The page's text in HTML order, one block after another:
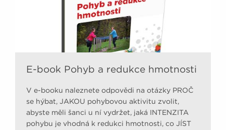
E-book Pohyb a redukce hmotnosti
V e-booku naleznete odpovědi na otázky PROČ
se hýbat, JAKOU pohybovou aktivitu zvolit,
abyste měli šanci u ní vydržet, jaká INTENZITA
pohybu je vhodná k redukci hmotnosti, co JÍST